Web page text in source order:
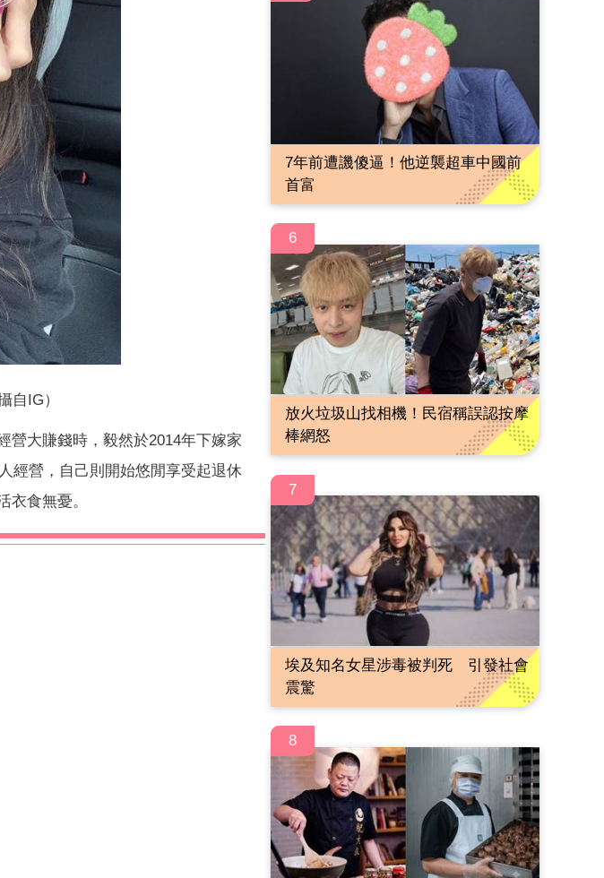
自IG）
營大賺錢時，毅然於2014年下嫁家
經營，自己則開始悠閒享受起退休
食無憂。
7年前遭譏傻逼！他逆襲超車中國前
首富
6
放火垃圾山找相機！民宿稱誤認按摩
棒網怒
7
埃及知名女星涉毒被判死 引發社會
震驚
8